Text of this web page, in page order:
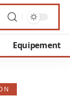
Equipement